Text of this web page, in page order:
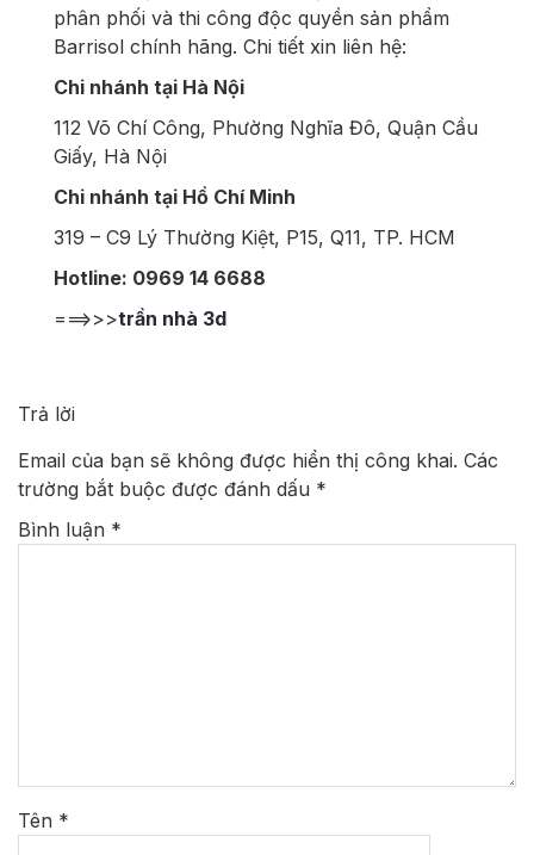
phân phối và thi công độc quyền sản phẩm
Barrisol chính hãng. Chi tiết xin liên hệ:
Chi nhánh tại Hà Nội
112 Võ Chí Công, Phường Nghĩa Đô, Quận Cầu
Giấy, Hà Nội
Chi nhánh tại Hồ Chí Minh
319 – C9 Lý Thường Kiệt, P15, Q11, TP. HCM
Hotline: 0969 14 6688
===>>>trần nhà 3d
Trả lời
Email của bạn sẽ không được hiển thị công khai. Các
trường bắt buộc được đánh dấu *
Bình luận *
Tên *